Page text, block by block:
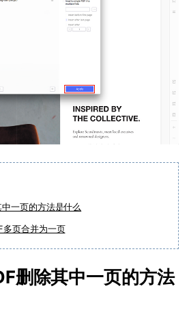
中一页的方法是什么
多页合并为一页
删除其中一页的方法